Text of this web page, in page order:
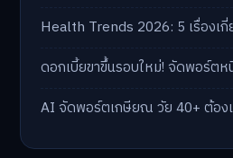
Health Trends 2026: 5 เรื่องเ
ดอกเบี้ยขาขึ้นรอบใหม่! จัดพอร์ต
AI จัดพอร์ตเกษียณ วัย 40+ ต้องเ